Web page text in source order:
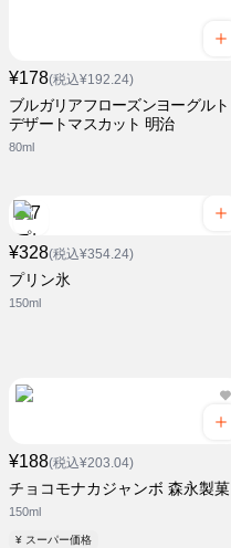
¥178(税込¥192.24)
ブルガリアフローズンヨーグルト
デザートマスカット 明治
80ml
¥328(税込¥354.24)
プリン氷
150ml
¥188(税込¥203.04)
チョコモナカジャンボ 森永製菓
150ml
¥ スーパー価格